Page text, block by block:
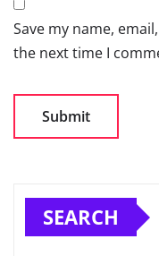
Save my name,
the next time I
SEARCH